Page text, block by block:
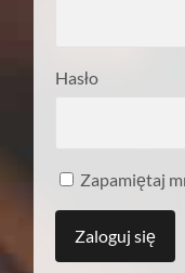
Hasło
Zapamiętaj